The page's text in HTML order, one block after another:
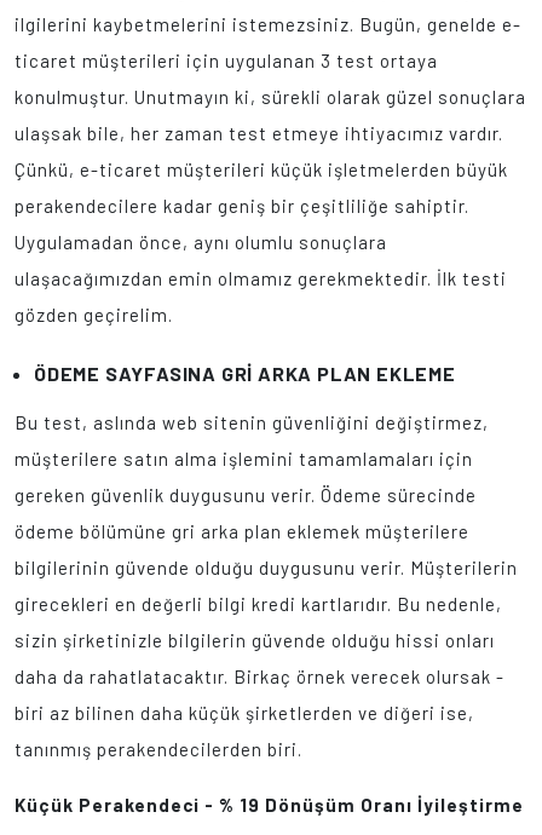
ilgilerini kaybetmelerini istemezsiniz. Bugün, genelde e-
ticaret müşterileri için uygulanan 3 test ortaya
konulmuştur. Unutmayın ki, sürekli olarak güzel sonuçlara
ulaşsak bile, her zaman test etmeye ihtiyacımız vardır.
Çünkü, e-ticaret müşterileri küçük işletmelerden büyük
perakendecilere kadar geniş bir çeşitliliğe sahiptir.
Uygulamadan önce, aynı olumlu sonuçlara
ulaşacağımızdan emin olmamız gerekmektedir. İlk testi
gözden geçirelim.
ÖDEME SAYFASINA GRİ ARKA PLAN EKLEME
Bu test, aslında web sitenin güvenliğini değiştirmez,
müşterilere satın alma işlemini tamamlamaları için
gereken güvenlik duygusunu verir. Ödeme sürecinde
ödeme bölümüne gri arka plan eklemek müşterilere
bilgilerinin güvende olduğu duygusunu verir. Müşterilerin
girecekleri en değerli bilgi kredi kartlarıdır. Bu nedenle,
sizin şirketinizle bilgilerin güvende olduğu hissi onları
daha da rahatlatacaktır. Birkaç örnek verecek olursak -
biri az bilinen daha küçük şirketlerden ve diğeri ise,
tanınmış perakendecilerden biri.
Küçük Perakendeci - % 19 Dönüşüm Oranı İyileştirme